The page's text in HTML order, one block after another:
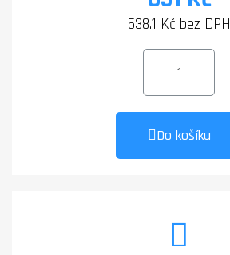
538.1 Kč bez DPH
Do košíku